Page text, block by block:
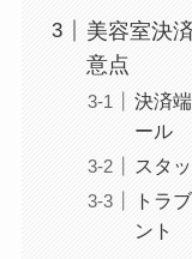
美容室決
意点
決済
ール
スタ
トラ
ント